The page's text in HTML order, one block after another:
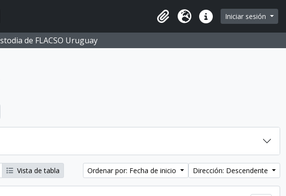
Portapapeles
Idioma Enlaces rápidos
Iniciar sesión
de FLACSO Uruguay
Vista de tabla Ordenar por: Fecha de inicio Dirección: Descendente